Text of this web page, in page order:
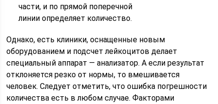
части, и по прямой поперечной
линии определяет количество.
Однако, есть клиники, оснащенные новым
оборудованием и подсчет лейкоцитов делает
специальный аппарат — анализатор. А если результат
отклоняется резко от нормы, то вмешивается
человек. Следует отметить, что ошибка погрешности
количества есть в любом случае. Факторами